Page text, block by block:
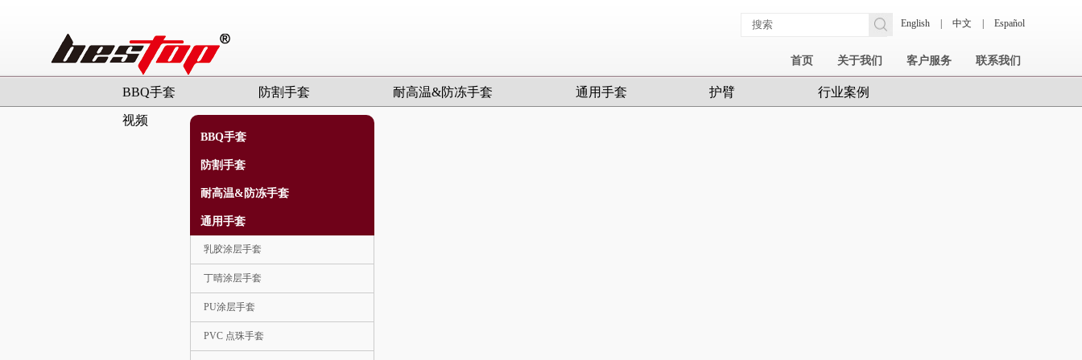
English 中文 Español
首页 关于我们 客户服务 联系我们
BBQ手套 防割手套 耐高温&防冻手套 通用手套 护臂 行业案例
视频
BBQ手套
防割手套
耐高温&防冻手套
通用手套
乳胶涂层手套
丁晴涂层手套
PU涂层手套
PVC 点珠手套